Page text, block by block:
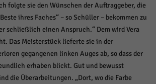
folgte sie den Wünschen der Auftraggeber, die
ihres Faches“ – so Schüller – bekommen zu
schließlich einen Anspruch.“ Dem wird Vera
Das Meisterstück lieferte sie in der
gegangenen linken Auges ab, so dass der
erhaben blickt. Gut und bewusst
die Überarbeitungen. „Dort, wo die Farbe
Informationen anonym. Diese Informationen helfen
Besucher unsere Website nutzen.
Cookie-Informationen anzeigen